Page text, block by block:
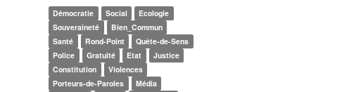
Démocratie Social
Ecologie
Souveraineté
Bien_Commun
Santé
Rond-Point
Quête-de-Sens
Police
Gratuité Etat
Justice
Constitution
Violences
Porteurs-de-Paroles
Média